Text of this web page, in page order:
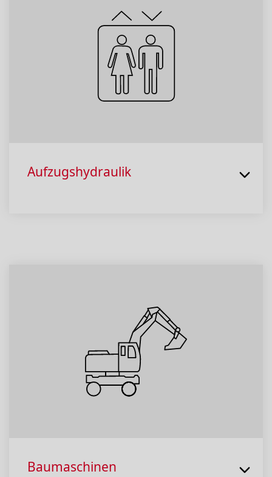
Aufzugshydraulik
Baumaschinen